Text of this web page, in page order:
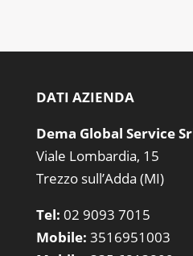
DATI AZIENDA
Dema Global Service
Viale Lombardia, 15
Trezzo sull’Adda (MI)
Tel: 02 9093 7015
Mobile: 3516951003